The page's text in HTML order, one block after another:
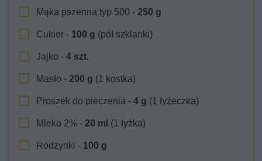
Mąka pszenna typ 500 -250 g
Cukier - 100 g (pół szklanki)
Jajko -4 szt.
Masło -200 g (1 kostka)
Proszek do pieczenia -4 g (1 łyżeczka)
Mleko 2% -20 ml (1 łyżka)
Rodzynki - 100 g